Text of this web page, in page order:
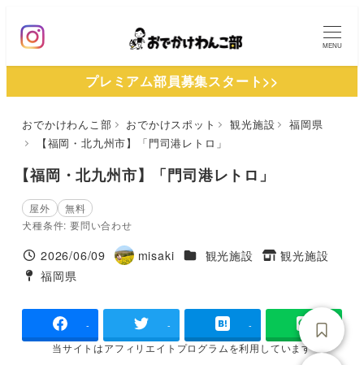
ン
MENU
プレミアム部員募集スタート>>
おでかけわんこ部 おでかけスポット 観光施設
福岡県
【福岡・北九州市】「門司港レトロ」
【福岡・北九州市】「門司港レトロ」
屋外
無料
犬種条件: 要問い合わせ
投稿日
2026/06/09
著
misaki 施設ジャンル
観光施設
タグ
観光施設
タグ
福岡県
- - -
当サイトはアフィリエイトプログラムを利用しています